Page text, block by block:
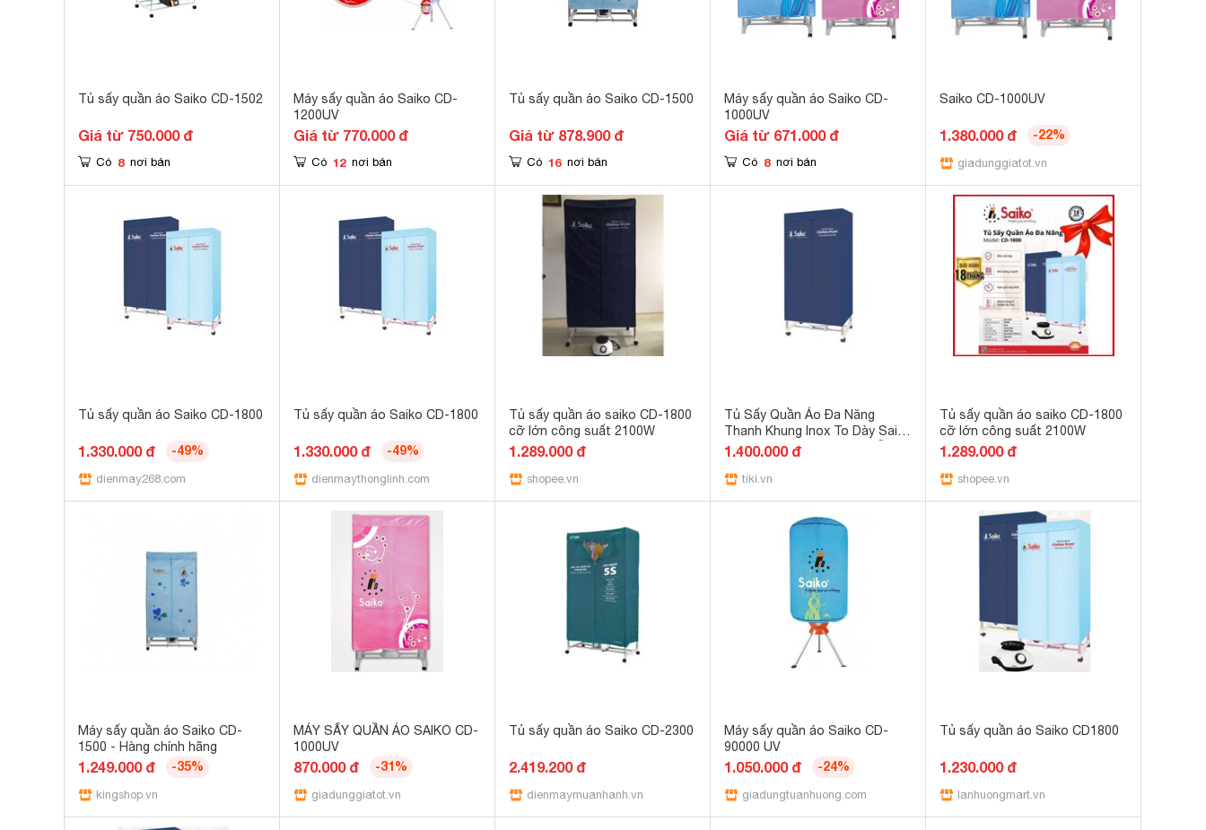
Tủ sấy quần áo Saiko CD-1502
Giá từ 750.000 đ
Có 8 nơi bán
Máy sấy quần áo Saiko CD-
1200UV
Giá từ 770.000 đ
Có 12 nơi bán
Tủ sấy quần áo Saiko CD-1500
Giá từ 878.900 đ
Có 16 nơi bán
Máy sấy quần áo Saiko CD-
1000UV
Giá từ 671.000 đ
Có 8 nơi bán
Saiko CD-1000UV
1.380.000 đ -22%
giadunggiatot.vn
Tủ sấy quần áo Saiko CD-1800
1.330.000 đ -49%
dienmay268.com
Tủ sấy quần áo Saiko CD-1800
1.330.000 đ -49%
dienmaythonglinh.com
Tủ sấy quần áo saiko CD-1800
cỡ lớn công suất 2100W
1.289.000 đ
shopee.vn
Tủ Sấy Quần Áo Đa Năng
Thanh Khung Inox To Dày Saiko
CD-1800 1800W - Màu Ngẫu
1.400.000 đ
tiki.vn
Tủ sấy quần áo saiko CD-1800
cỡ lớn công suất 2100W
1.289.000 đ
shopee.vn
Máy sấy quần áo Saiko CD-
1500 - Hàng chính hãng
1.249.000 đ -35%
kingshop.vn
MÁY SẤY QUẦN ÁO SAIKO CD-
1000UV
870.000 đ -31%
giadunggiatot.vn
Tủ sấy quần áo Saiko CD-2300
2.419.200 đ
dienmaymuanhanh.vn
Máy sấy quần áo Saiko CD-
90000 UV
1.050.000 đ -24%
giadungtuanhuong.com
Tủ sấy quần áo Saiko CD1800
1.230.000 đ
lanhuongmart.vn